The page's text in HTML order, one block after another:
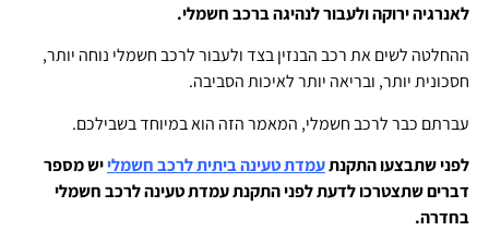
לאנרגיה ירוקה ולעבור לנהיגה ברכב חשמלי.
ההחלטה לשים את רכב הבנזין בצד ולעבור לרכב חשמלי נוחה יותר,
חסכונית יותר, ובריאה יותר לאיכות הסביבה.
עברתם כבר לרכב חשמלי, המאמר הזה הוא במיוחד בשבילכם.
לפני שתבצעו התקנתעמדת טעינה ביתית לרכב חשמלייש מספר
דברים שתצטרכו לדעת לפני התקנת עמדת טעינה לרכב חשמלי
בחדרה.